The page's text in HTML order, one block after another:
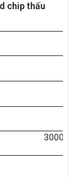
chip thấu
3000k